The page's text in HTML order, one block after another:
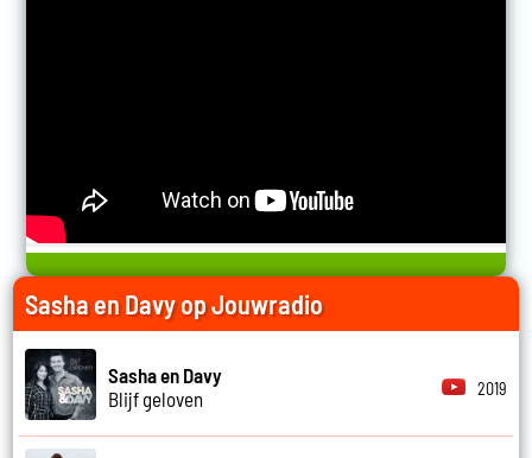
Sasha en Davy op Jouwradio
Sasha en Davy
Blijf geloven
2019